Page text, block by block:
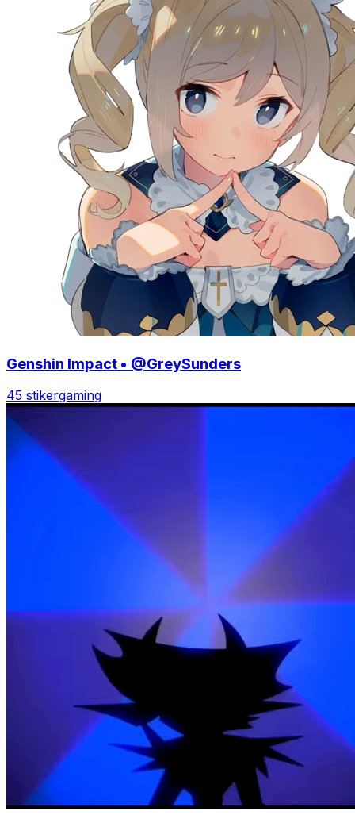
Genshin Impact • @GreySunders
45 stikergaming